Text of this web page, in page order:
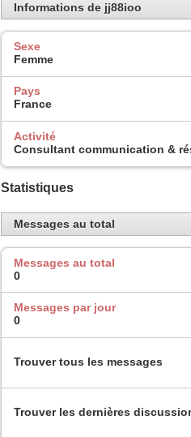
Informations de jj88ioo
Sexe
Femme
Pays
France
Activité
Consultant communication &
Statistiques
Messages au total
Messages au total
0
Messages par jour
0
Trouver tous les messages
Trouver les dernières